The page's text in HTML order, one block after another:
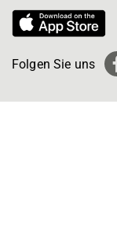
Folgen Sie uns